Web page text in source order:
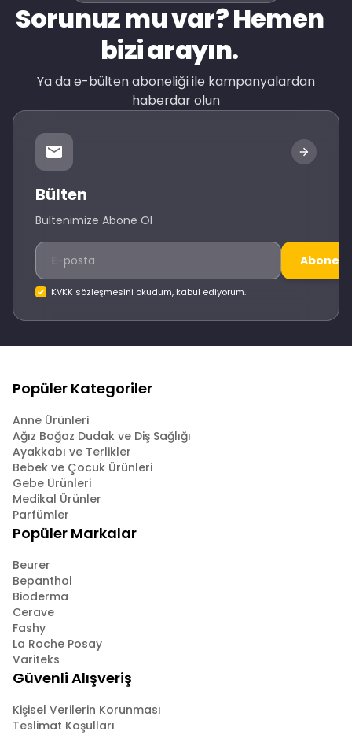
Sorunuz mu var? Hemen
bizi arayın.
Ya da e-bülten aboneliği ile kampanyalardan
haberdar olun
Bülten
Bültenimize Abone Ol
Abone
KVKK sözleşmesini okudum, kabul ediyorum.
Popüler Kategoriler
Anne Ürünleri
Ağız Boğaz Dudak ve Diş Sağlığı
Ayakkabı ve Terlikler
Bebek ve Çocuk Ürünleri
Gebe Ürünleri
Medikal Ürünler
Parfümler
Popüler Markalar
Beurer
Bepanthol
Bioderma
Cerave
Fashy
La Roche Posay
Variteks
Güvenli Alışveriş
Kişisel Verilerin Korunması
Teslimat Koşulları